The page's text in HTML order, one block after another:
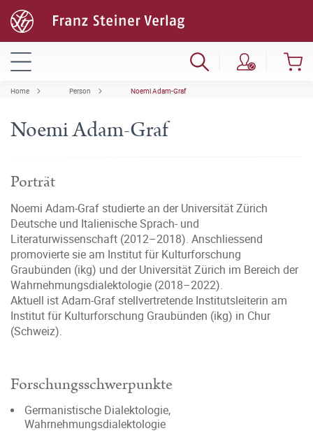
Home Person Noemi Adam-Graf
Noemi Adam-Graf
Porträt
Noemi Adam-Graf studierte an der Universität Zürich
Deutsche und Italienische Sprach- und
Literaturwissenschaft (2012–2018). Anschliessend
promovierte sie am Institut für Kulturforschung
Graubünden (ikg) und der Universität Zürich im Bereich der
Wahrnehmungsdialektologie (2018–2022).
Aktuell ist Adam-Graf stellvertretende Institutsleiterin am
Institut für Kulturforschung Graubünden (ikg) in Chur
(Schweiz).
Forschungsschwerpunkte
Germanistische Dialektologie,
Wahrnehmungsdialektologie